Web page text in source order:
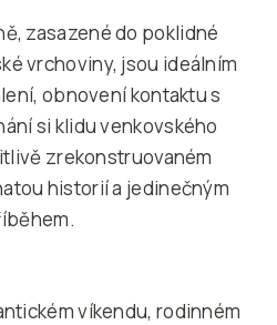
zasazené do poklidné
vrchoviny, jsou ideálním
obnovení kontaktu s
si klidu venkovského
zrekonstruovaném
historií a jedinečným
víkendu, rodinném